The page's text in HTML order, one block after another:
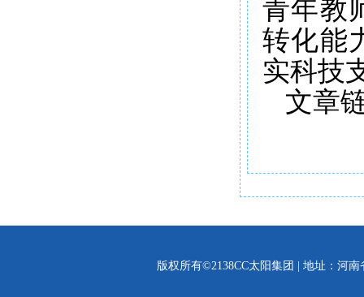
青年教
转化能
实科技
文章
版权所有©2138CC太阳集团 | 地址：河